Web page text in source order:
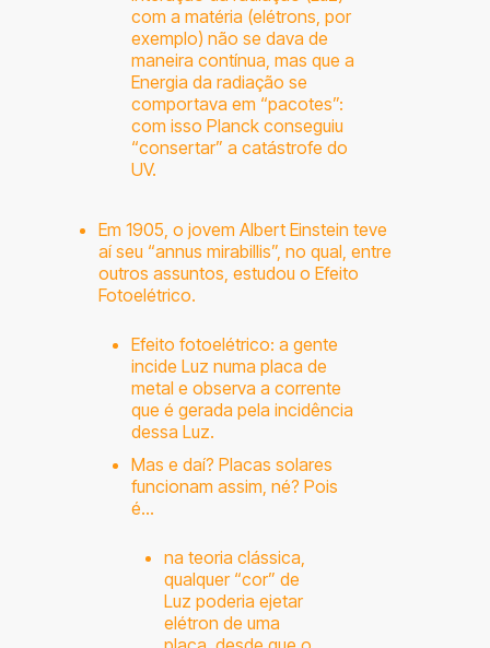
com a matéria (elétrons, por
exemplo) não se dava de
maneira contínua, mas que a
Energia da radiação se
comportava em “pacotes”:
com isso Planck conseguiu
“consertar” a catástrofe do
UV.
Em 1905, o jovem Albert Einstein teve
aí seu “annus mirabillis”, no qual, entre
outros assuntos, estudou o Efeito
Fotoelétrico.
Efeito fotoelétrico: a gente
incide Luz numa placa de
metal e observa a corrente
que é gerada pela incidência
dessa Luz.
Mas e daí? Placas solares
funcionam assim, né? Pois
é…
na teoria clássica,
qualquer “cor” de
Luz poderia ejetar
elétron de uma